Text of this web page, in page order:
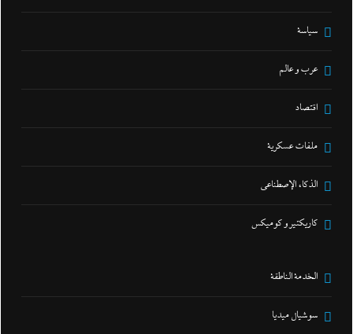
سياسة
عرب و عالم
اقتصاد
ملفات عسكرية
الذكاء الإصطناعي
كاريكتير و كوميكس
الخدمة الناطقة
سوشيال ميديا